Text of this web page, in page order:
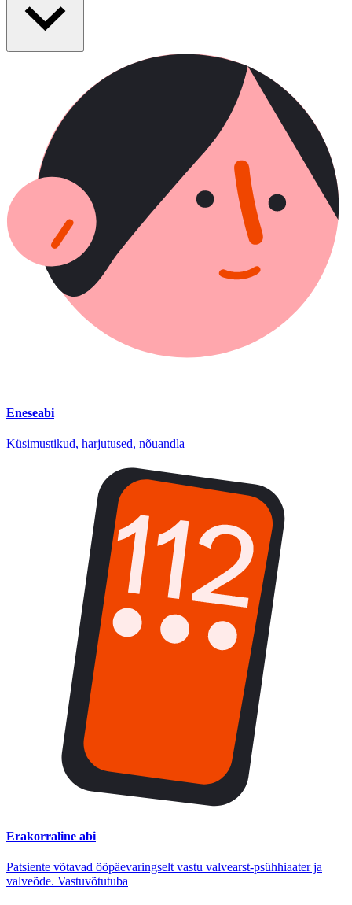
Eneseabi
Küsimustikud, harjutused, nõuandla
Erakorraline abi
Patsiente võtavad ööpäevaringselt vastu valvearst-psühhiaater ja
valveõde. Vastuvõtutuba